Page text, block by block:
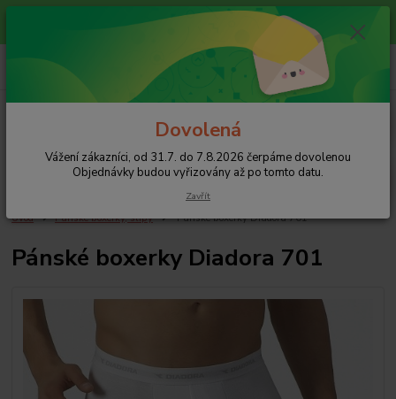
Vážení zákazníci, od 31.7. do 7.8.2026 čerpáme dovolenou
Objednávky budou vyřizovány až po tomto datu.
+420 608 754 282
pište email, pokud nezvedám tel.
Úvod Pánské boxerky, slipy Pánské boxerky Diadora 701
Pánské boxerky Diadora 701
Dovolená
Vážení zákazníci, od 31.7. do 7.8.2026 čerpáme dovolenou
Objednávky budou vyřizovány až po tomto datu.
Zavřít